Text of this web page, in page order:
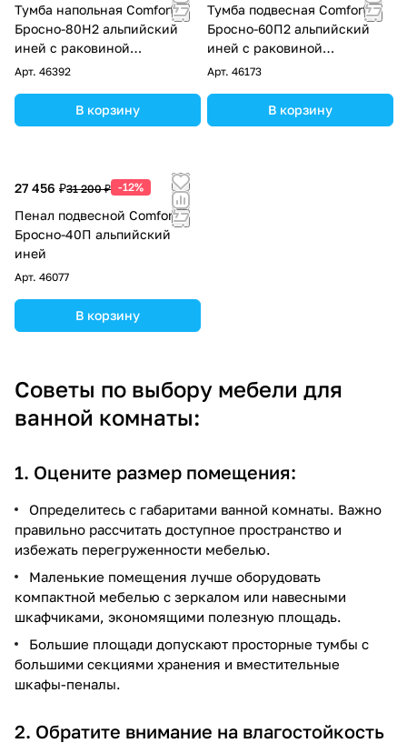
Тумба напольная Comforty
Бросно-80Н2 альпийский
иней с раковиной
CF19696BX-80
Арт. 46392
В корзину
Тумба подвесная Comforty
Бросно-60П2 альпийский
иней с раковиной
CF19696BX-60
Арт. 46173
В корзину
27 456 ₽31 200 ₽ -12%
Пенал подвесной Comforty
Бросно-40П альпийский
иней
Арт. 46077
В корзину
Советы по выбору мебели для
ванной комнаты:
1. Оцените размер помещения:
Определитесь с габаритами ванной комнаты. Важно
правильно рассчитать доступное пространство и
избежать перегруженности мебелью.
Маленькие помещения лучше оборудовать
компактной мебелью с зеркалом или навесными
шкафчиками, экономящими полезную площадь.
Большие площади допускают просторные тумбы с
большими секциями хранения и вместительные
шкафы-пеналы.
2. Обратите внимание на влагостойкость